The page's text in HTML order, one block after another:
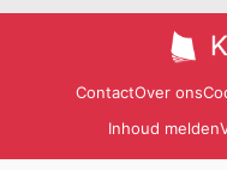
ContactOver ons
Inhoud melden